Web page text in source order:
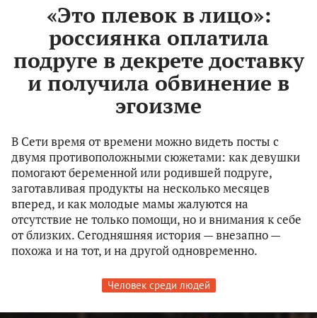
«Это плевок в лицо»:
россиянка оплатила
подруге в декрете доставку
и получила обвинение в
эгоизме
В Сети время от времени можно видеть посты с
двумя противоположными сюжетами: как девушки
помогают беременной или родившей подруге,
заготавливая продукты на несколько месяцев
вперед, и как молодые мамы жалуются на
отсутствие не только помощи, но и внимания к себе
от близких. Сегодняшняя история — внезапно —
похожа и на тот, и на другой одновременно.
Человек среди людей